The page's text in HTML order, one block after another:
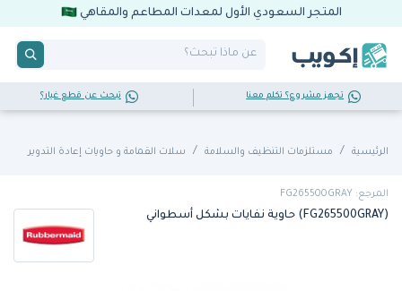
المتجر السعودي الأول لمعدات المطاعم والمقاهي
تجهز مشروع؟ تكلم معنا تبحث عن قطع غيار؟
الرئيسية مستلزمات التنظيف والسلامة سلات القمامة و حاويات إعادة التدوير
المرجع: FG265500GRAY
(FG265500GRAY) حاوية نفايات بشكل أسطواني